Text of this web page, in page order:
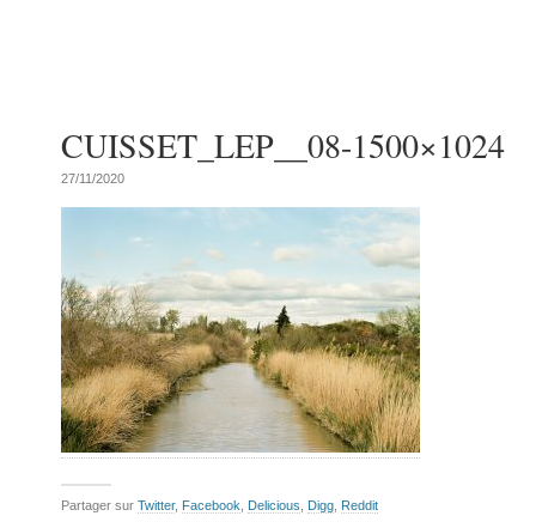
CUISSET_LEP__08-1500×1024
27/11/2020
Partager sur Twitter, Facebook Delicious Digg Reddit